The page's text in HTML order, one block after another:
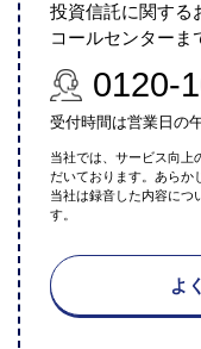
投資信託に関する
コールセンターま
0120-
受付時間は営業日の
当社では、サービス向上
だいております。あらか
当社は録音した内容につ
す。
よ